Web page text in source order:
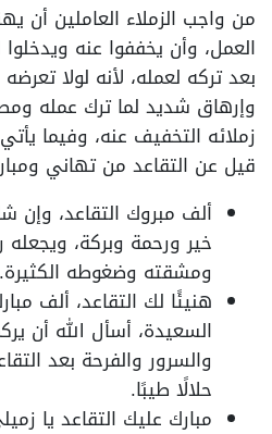
من واجب الزملاء العاملين أن
العمل، وأن يخففوا عنه
بعد تركه لعمله، لأنه لولا
وإرهاق شديد لما ترك عمله
زملائه التخفيف عنه، وفيما
قيل عن التقاعد من تهاني
ألف مبروك التقاعد، وإن
خير ورحمة وبركة،
ومشقته وضغوطه الكثيرة.
هنيئًا لك التقاعد، ألف
السعيدة، أسأل الله أن
والسرور والفرحة بعد
حلالًا طيبًا.
مبارك عليك التقاعد يا